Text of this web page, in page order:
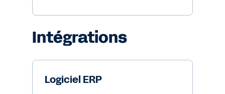
Intégrations
Logiciel ERP